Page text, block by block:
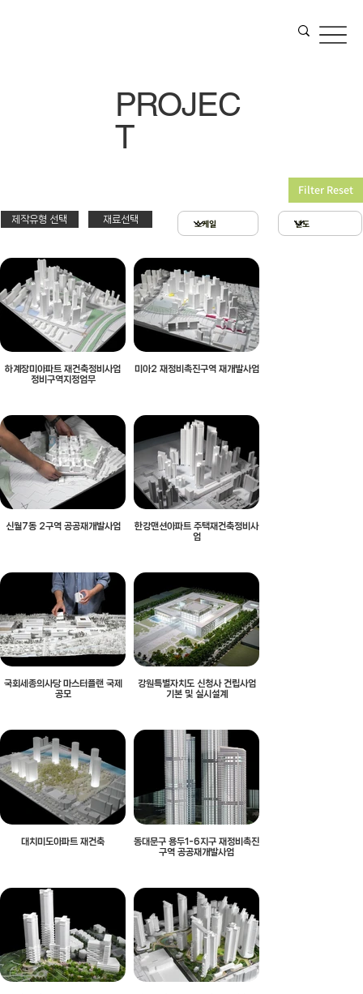
제작유형 선택 재료선택
Filter Reset
하계장미아파트 재건축정비사업
정비구역지정업무
미아2 재정비촉진구역 재개발사업
신월7동 2구역 공공재개발사업
한강맨션아파트 주택재건축정비사
업
국회세종의사당 마스터플랜 국제
공모
강원특별자치도 신청사 건립사업
기본 및 실시설계
대치미도아파트 재건축
동대문구 용두1-6지구 재정비촉진
구역 공공재개발사업
스치로폴 & 우드락
아크릴 & 3D 프린팅
확대모형
제작유형선택
PT
제출
현상
PROJEC
T